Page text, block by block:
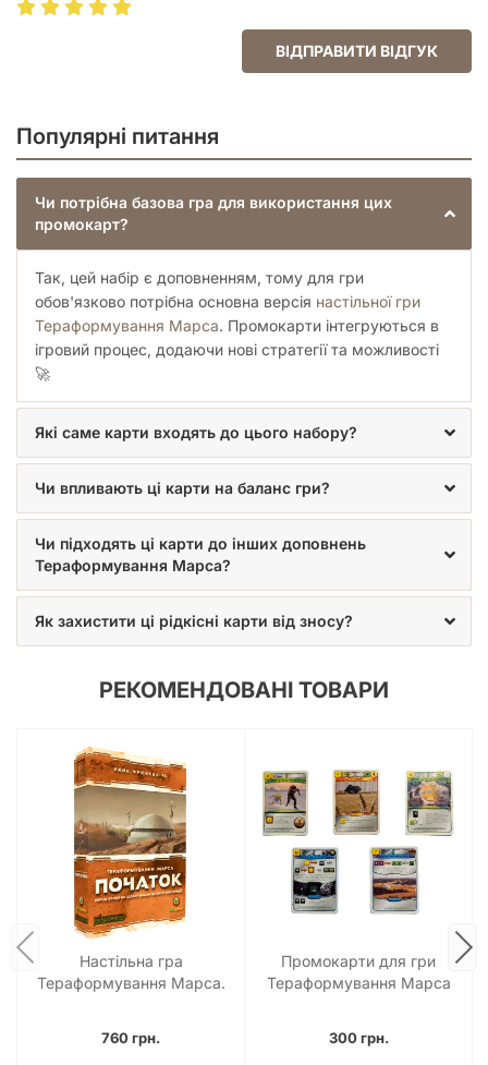
ВІДПРАВИТИ ВІДГУК
Популярні питання
Чи потрібна базова гра для використання цих
промокарт?
Так, цей набір є доповненням, тому для гри
обов'язково потрібна основна версія настільної гри
Тераформування Марса. Промокарти інтегруються в
ігровий процес, додаючи нові стратегії та можливості
🚀
Які саме карти входять до цього набору?
Чи впливають ці карти на баланс гри?
Чи підходять ці карти до інших доповнень
Тераформування Марса?
Як захистити ці рідкісні карти від зносу?
РЕКОМЕНДОВАНІ ТОВАРИ
Настільна гра
Тераформування Марса.
760 грн.
Промокарти для гри
Тераформування Марса
300 грн.